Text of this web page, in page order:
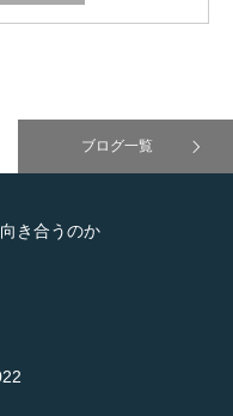
ブログ一覧
き合うのか